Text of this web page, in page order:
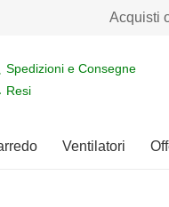
Acquisti
Spedizioni e Consegne
Resi
Ventilatori